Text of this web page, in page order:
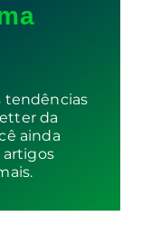
tendências
da
ainda
artigos